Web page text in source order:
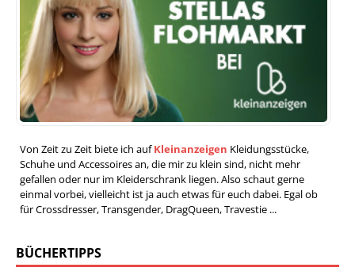
Von Zeit zu Zeit biete ich aufKleinanzeigen Kleidungsstücke,
Schuhe und Accessoires an, die mir zu klein sind, nicht mehr
gefallen oder nur im Kleiderschrank liegen. Also schaut gerne
einmal vorbei, vielleicht ist ja auch etwas für euch dabei. Egal ob
für Crossdresser, Transgender, DragQueen, Travestie ...
BÜCHERTIPPS